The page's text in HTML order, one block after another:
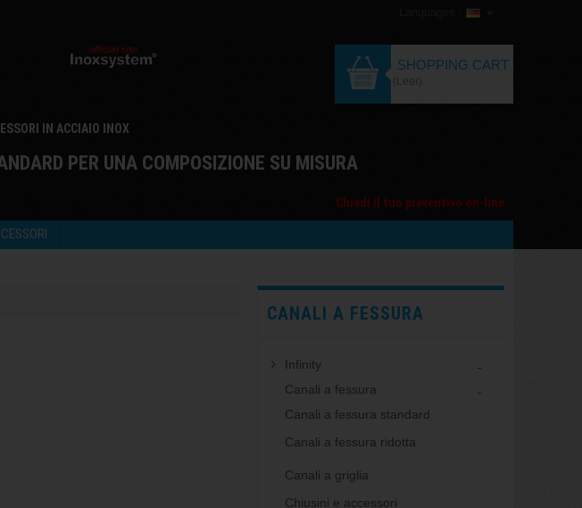
SHOPPING CART
IN ACCIAIO INOX
PER UNA COMPOSIZIONE SU MISURA
Chiedi il tuo preventivo on-line
CANALI A FESSURA
Infinity
Canali a fessura
Canali a fessura standard
Canali a fessura ridotta
Canali a griglia
Chiusini e accessori